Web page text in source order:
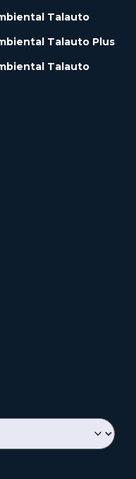
Talauto
Talauto Plus
Talauto